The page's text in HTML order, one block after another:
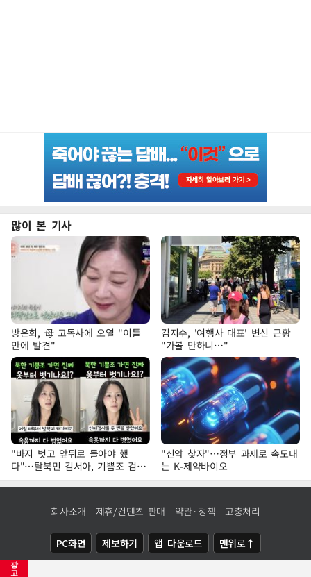
광
고
많이 본 기사
방은희, 母 고독사에 오열 "이틀
만에 발견"
김지수, '여행사 대표' 변신 근황
"가볼 만하니…"
"바지 벗고 앞뒤로 돌아야 했
다"…탈북민 김서아, 기쁨조 검사
수치심 회상
"신약 찾자"…정부 과제로 속도내
는 K-제약바이오
회사소개 제휴/컨텐츠 판매 약관·정책 고충처리
PC화면 제보하기 앱 다운로드 맨위로↑